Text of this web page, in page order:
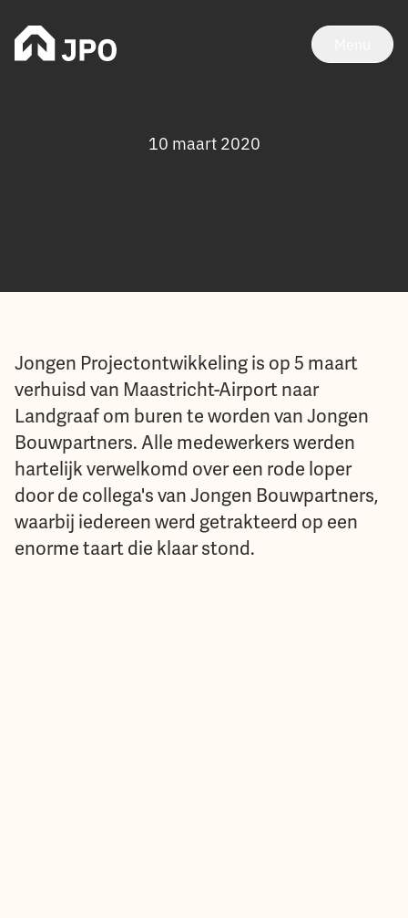
10 maart 2020
Jongen Projectontwikkeling is op 5 maart
verhuisd van Maastricht-Airport naar
Landgraaf om buren te worden van Jongen
Bouwpartners. Alle medewerkers werden
hartelijk verwelkomd over een rode loper
door de collega's van Jongen Bouwpartners,
waarbij iedereen werd getrakteerd op een
enorme taart die klaar stond.